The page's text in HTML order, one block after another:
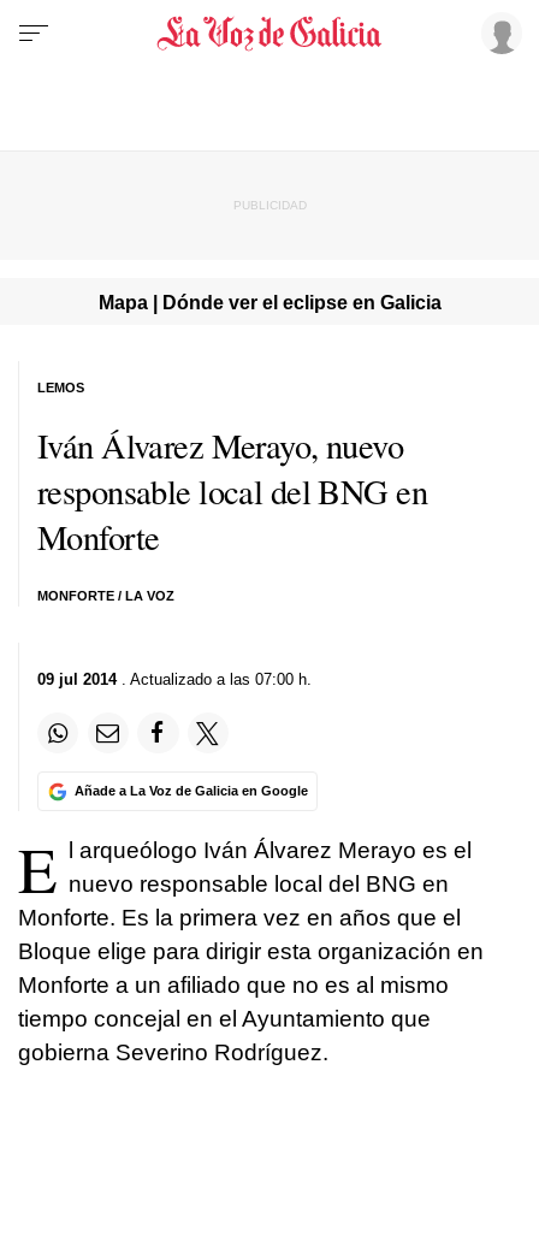
Mapa | Dónde ver el eclipse en Galicia
Iván Álvarez Merayo, nuevo
responsable local del BNG en
Monforte
MONFORTE / LA VOZ
LEMOS
09 jul 2014. Actualizado a las 07:00 h.
Añade a La Voz de Galicia en Google
E
l arqueólogo Iván Álvarez Merayo es el
nuevo responsable local del BNG en
Monforte. Es la primera vez en años que el
Bloque elige para dirigir esta organización en
Monforte a un afiliado que no es al mismo
tiempo concejal en el Ayuntamiento que
gobierna Severino Rodríguez.